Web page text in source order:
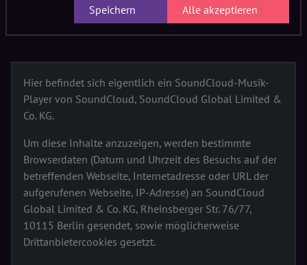
Einflüssen aus EBM-Techno, Industrial, Rave und Trance.
Hier befindet sich eigentlich ein SoundCloud-Musik-
Player von SoundCloud, SoundCloud Global Limited &
Co. KG.
Um diese Inhalte anzuzeigen, werden bestimmte
Browserdaten (Datum und Uhrzeit des Besuchs auf der
betreffenden Webseite, Internetadresse oder URL der
aufgerufenen Webseite, IP-Adresse) an SoundCloud
Global Limited & Co. KG, Rheinsberger Str. 76/77,
10115 Berlin gesendet, sowie möglicherweise
Drittanbietercookies gesetzt.
Speichern Alle akzeptieren